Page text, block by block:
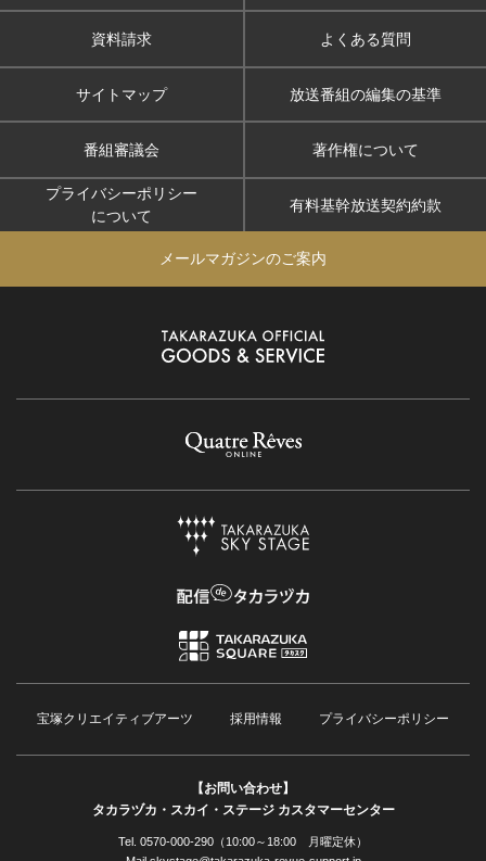
資料請求 よくある質問
サイトマップ 放送番組の編集の基準
番組審議会 著作権について
プライバシーポリシー
について
有料基幹放送契約約款
メールマガジンのご案内
宝塚クリエイティブアーツ 採用情報 プライバシーポリシー
【お問い合わせ】
タカラヅカ・スカイ・ステージ カスタマーセンター
Tel. 0570-000-290（10:00～18:00 月曜定休）